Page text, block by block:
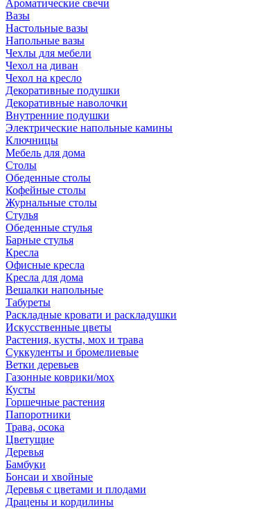
Ароматические свечи
Вазы
Настольные вазы
Напольные вазы
Чехлы для мебели
Чехол на диван
Чехол на кресло
Декоративные подушки
Декоративные наволочки
Внутренние подушки
Электрические напольные камины
Ключницы
Мебель для дома
Столы
Обеденные столы
Кофейные столы
Журнальные столы
Стулья
Обеденные стулья
Барные стулья
Кресла
Офисные кресла
Кресла для дома
Вешалки напольные
Табуреты
Раскладные кровати и раскладушки
Искусственные цветы
Растения, кусты, мох и трава
Суккуленты и бромелиевые
Ветки деревьев
Газонные коврики/мох
Кусты
Горшечные растения
Папоротники
Трава, осока
Цветущие
Деревья
Бамбуки
Бонсаи и хвойные
Деревья с цветами и плодами
Драцены и кордилины